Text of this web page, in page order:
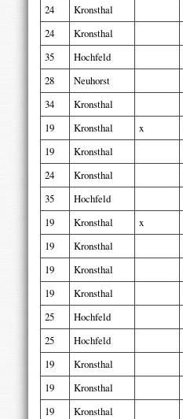
24
Kronsthal
24
Kronsthal
35
Hochfeld
28
Neuhorst
34
Kronsthal
19
Kronsthal x
19
Kronsthal
24
Kronsthal
35
Hochfeld
19
Kronsthal x
19
Kronsthal
19
Kronsthal
19
Kronsthal
25
Hochfeld
25
Hochfeld
19
Kronsthal
19
Kronsthal
19
Kronsthal